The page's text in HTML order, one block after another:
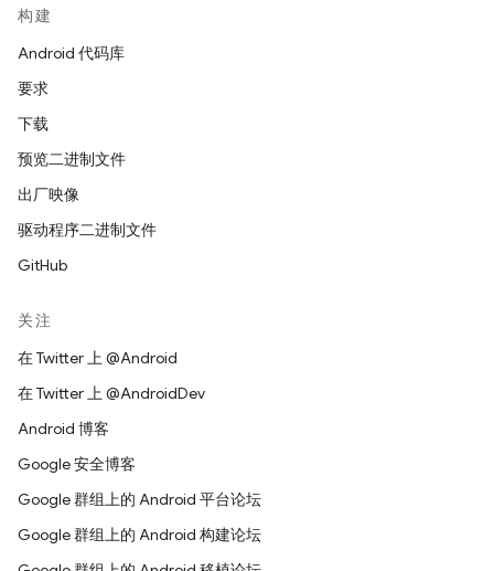
构建
Android 代码库
要求
下载
预览二进制文件
出厂映像
驱动程序二进制文件
GitHub
关注
在 Twitter 上 @Android
在 Twitter 上 @AndroidDev
Android 博客
Google 安全博客
Google 群组上的 Android 平台论坛
Google 群组上的 Android 构建论坛